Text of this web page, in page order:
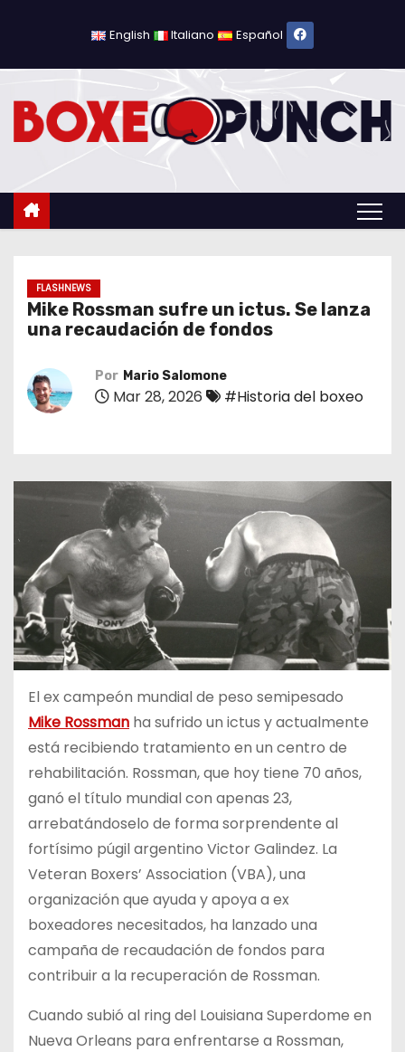
l
English Italiano Español
FLASHNEWS
Mike Rossman sufre un ictus. Se lanza
una recaudación de fondos
Por Mario Salomone
Mar 28, 2026 #Historia del boxeo
El ex campeón mundial de peso semipesado
Mike Rossman ha sufrido un ictus y actualmente
está recibiendo tratamiento en un centro de
rehabilitación. Rossman, que hoy tiene 70 años,
ganó el título mundial con apenas 23,
arrebatándoselo de forma sorprendente al
fortísimo púgil argentino Victor Galindez. La
Veteran Boxers’ Association (VBA), una
organización que ayuda y apoya a ex
boxeadores necesitados, ha lanzado una
campaña de recaudación de fondos para
contribuir a la recuperación de Rossman.
Cuando subió al ring del Louisiana Superdome en
Nueva Orleans para enfrentarse a Rossman,